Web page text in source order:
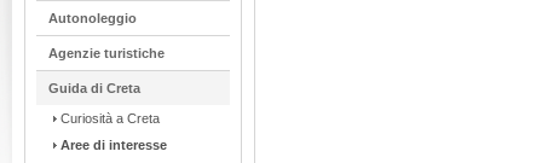
Αutonoleggio
Agenzie turistiche
Guida di Creta
Curiosità a Creta
Aree di interesse